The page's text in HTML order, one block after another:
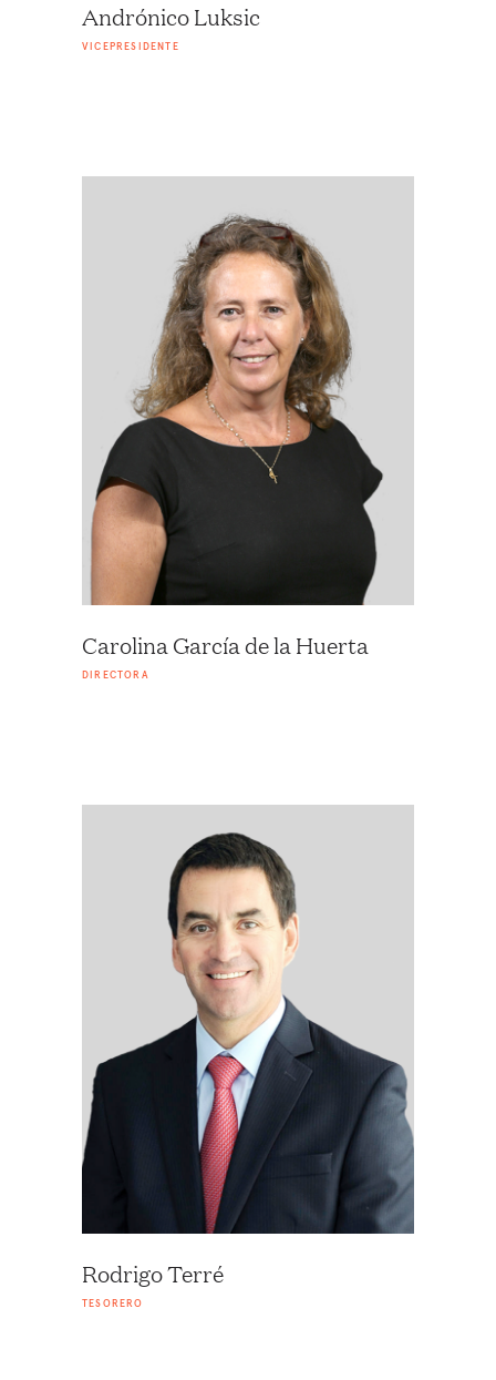
Andrónico Luksic
VICEPRESIDENTE
Carolina García de la Huerta
DIRECTORA
Rodrigo Terré
TESORERO